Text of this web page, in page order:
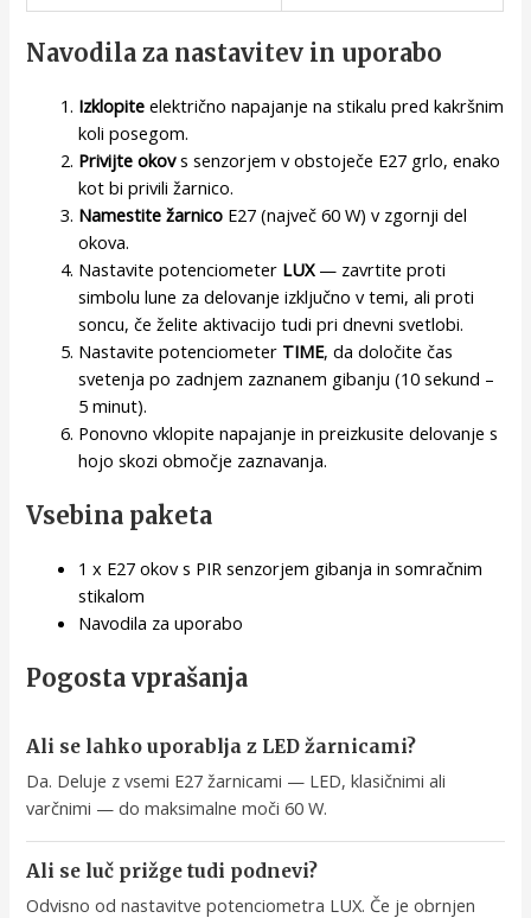
Navodila za nastavitev in uporabo
Izklopite električno napajanje na stikalu pred kakršnim
koli posegom.
Privijte okovs senzorjem v obstoječe E27 grlo, enako
kot bi privili žarnico.
Namestite žarnico E27 (največ 60 W) v zgornji del
okova.
Nastavite potenciometer LUX— zavrtite proti
simbolu lune za delovanje izključno v temi, ali proti
soncu, če želite aktivacijo tudi pri dnevni svetlobi.
Nastavite potenciometer TIME, da določite čas
svetenja po zadnjem zaznanem gibanju (10 sekund –
5 minut).
Ponovno vklopite napajanje in preizkusite delovanje s
hojo skozi območje zaznavanja.
Vsebina paketa
1 x E27 okov s PIR senzorjem gibanja in somračnim
stikalom
Navodila za uporabo
Pogosta vprašanja
Ali se lahko uporablja z LED žarnicami?
Da. Deluje z vsemi E27 žarnicami — LED, klasičnimi ali
varčnimi — do maksimalne moči 60 W.
Ali se luč prižge tudi podnevi?
Odvisno od nastavitve potenciometra LUX. Če je obrnjen